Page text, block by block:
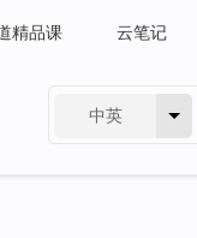
精品课 云笔记
中英